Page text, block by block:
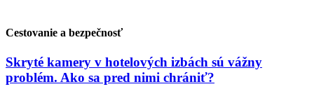
Cestovanie a bezpečnosť
Skryté kamery v hotelových izbách sú vážny
problém. Ako sa pred nimi chrániť?